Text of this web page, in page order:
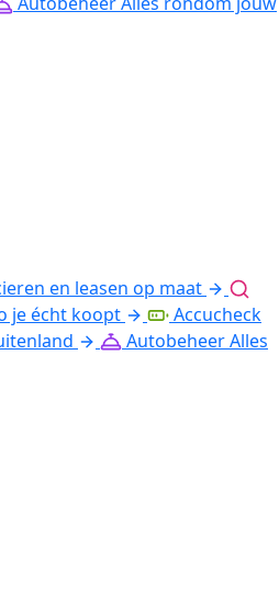
en leasen op maat
je écht koopt
Accucheck
AutobeheerAlles